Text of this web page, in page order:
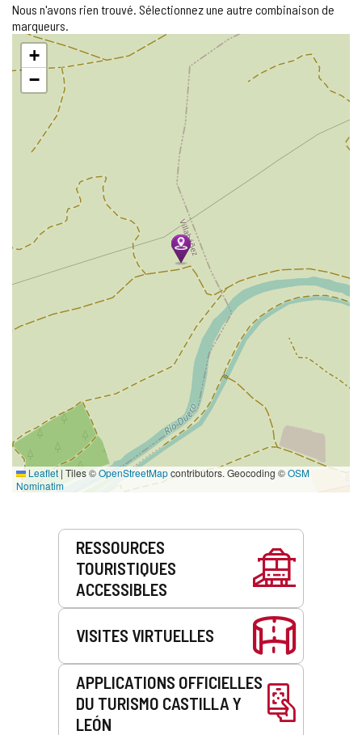
Nous n'avons rien trouvé. Sélectionnez une autre combinaison de
marqueurs.
Sauter
carte
+
−
Leaflet | Tiles ©OpenStreetMapcontributors. Geocoding ©OSM
Nominatim
Prestations
RESSOURCES
TOURISTIQUES
ACCESSIBLES
VISITES VIRTUELLES
APPLICATIONS OFFICIELLES
DU TURISMO CASTILLA Y
LEÓN